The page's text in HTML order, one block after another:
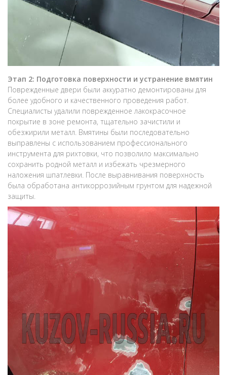
Этап 2: Подготовка поверхности и устранение вмятин
Поврежденные двери были аккуратно демонтированы для
более удобного и качественного проведения работ.
Специалисты удалили поврежденное лакокрасочное
покрытие в зоне ремонта, тщательно зачистили и
обезжирили металл. Вмятины были последовательно
выправлены с использованием профессионального
инструмента для рихтовки, что позволило максимально
сохранить родной металл и избежать чрезмерного
наложения шпатлевки. После выравнивания поверхность
была обработана антикоррозийным грунтом для надежной
защиты.